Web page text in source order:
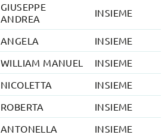
GIUSEPPE
ANDREA
INSIEME
ANGELA
INSIEME
WILLIAM MANUEL
INSIEME
NICOLETTA
INSIEME
ROBERTA
INSIEME
ANTONELLA
INSIEME